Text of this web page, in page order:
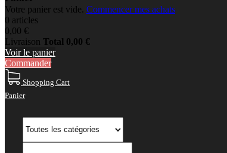
Votre panier est vide. Commencer mes achats
0 articles
0,00 €
Livraison Total 0,00 €
Voir le panier
Commander
Shopping Cart
Panier